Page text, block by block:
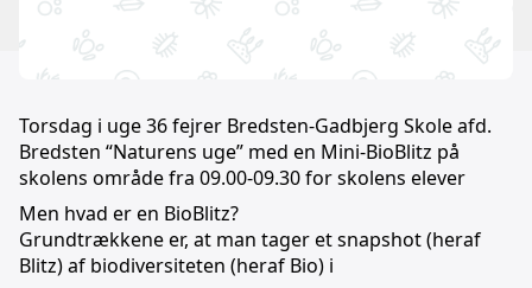
Torsdag i uge 36 fejrer Bredsten-Gadbjerg Skole afd.
Bredsten “Naturens uge” med en Mini-BioBlitz på
skolens område fra 09.00-09.30 for skolens elever
Men hvad er en BioBlitz?
Grundtrækkene er, at man tager et snapshot (heraf
Blitz) af biodiversiteten (heraf Bio) i